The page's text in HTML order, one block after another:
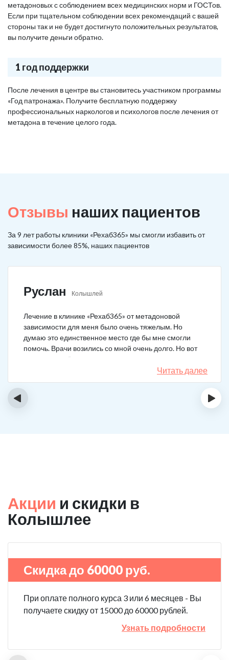
метадоновых с соблюдением всех медицинских норм и ГОСТов.
Если при тщательном соблюдении всех рекомендаций с вашей
стороны так и не будет достигнуто положительных результатов,
вы получите деньги обратно.
1 год поддержки
После лечения в центре вы становитесь участником программы
«Год патронажа». Получите бесплатную поддержку
профессиональных наркологов и психологов после лечения от
метадона в течение целого года.
Отзывы наших пациентов
За 9 лет работы клиники «Рехаб365» мы смогли избавить от
зависимости более 85%, наших пациентов
Руслан Колышлей
Лечение в клинике «Рехаб365» от метадоновой
зависимости для меня было очень тяжелым. Но
думаю это единственное место где бы мне смогли
помочь. Врачи возились со мной очень долго. Но вот
теперь я уже 5 месяцев не принимаю наркотики.
Читать далее
‹ ›
Акции и скидки в
Колышлее
Скидка до 60000 руб.
При оплате полного курса 3 или 6 месяцев - Вы
получаете скидку от 15000 до 60000 рублей.
Узнать подробности